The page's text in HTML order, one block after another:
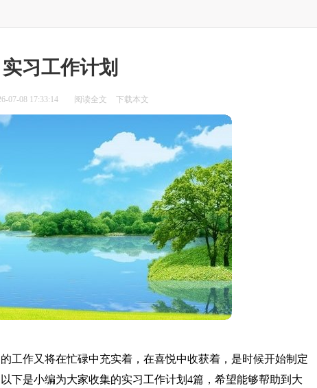
实习工作计划
07-08 17:33:14 阅读全文 下载本文
工作又将在忙碌中充实着，在喜悦中收获着，是时候开始制定
下是小编为大家收集的实习工作计划4篇，希望能够帮助到大